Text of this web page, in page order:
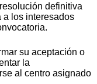
definitiva
a los interesados
su aceptación o
la
al centro asignado